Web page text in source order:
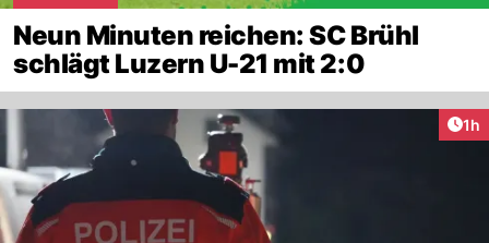
Neun Minuten reichen: SC Brühl
schlägt Luzern U-21 mit 2:0
1h